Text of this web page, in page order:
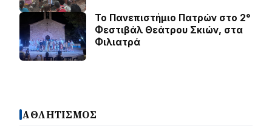
Το Πανεπιστήμιο Πατρών στο 2°
Φεστιβάλ Θεάτρου Σκιών, στα
Φιλιατρά
ΑΘΛΗΤΙΣΜΟΣ